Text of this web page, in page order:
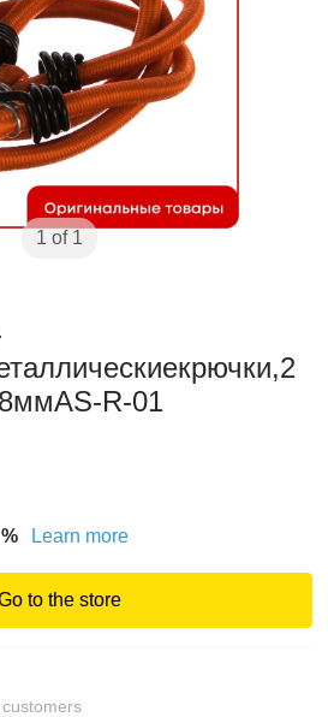
1 of 1
R-01
% Learn more
to the store